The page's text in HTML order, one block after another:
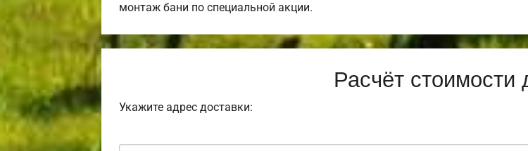
монтаж бани по специальной акции.
Расчёт стоимости
Укажите адрес доставки: